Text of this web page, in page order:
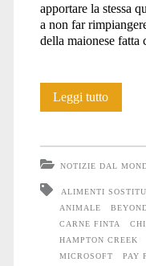
apportare la stessa
a non far
della maionese fatta
Leggi tuttoIl
finta
#1
NOTIZIE DAL
ALIMENTI
ANIMALE
CARNE FINTA
HAMPTON CREEK
MICROSOFT
PAY